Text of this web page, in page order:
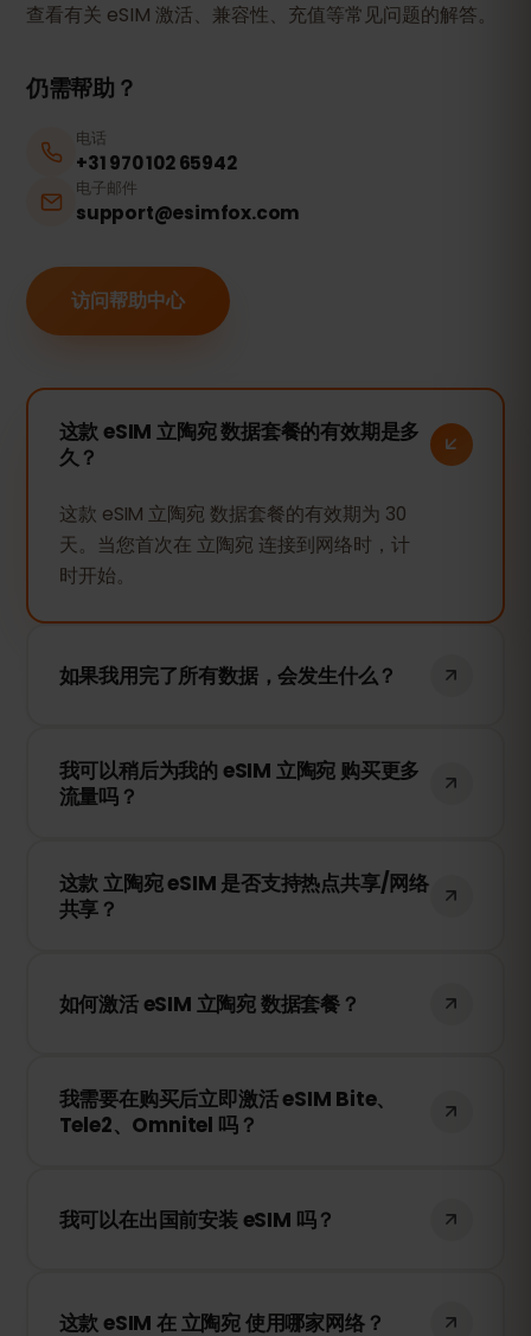
查看有关 eSIM 激活、兼容性、充值等常见问题的解答。
仍需帮助？
电话
+31 970 102 65942
电子邮件
support@esimfox.com
访问帮助中心
这款 eSIM 立陶宛 数据套餐的有效期是多
久？
这款 eSIM 立陶宛 数据套餐的有效期为 30
天。当您首次在 立陶宛 连接到网络时，计
时开始。
如果我用完了所有数据，会发生什么？
停。您可以随时在 eSIMFOX 账户中充值，
以继续使用移动数据。
我可以稍后为我的 eSIM 立陶宛 购买更多
流量吗？
安装。只需登录您的账户，选择所需的流量
即可。
这款 立陶宛 eSIM 是否支持热点共享/网络
共享？
或 WiFi 热点与其他设备共享您的移动数据。
如何激活 eSIM 立陶宛 数据套餐？
设备 eSIM 设置中扫描二维码，即可立即激
活，无需更换 SIM 卡！
我需要在购买后立即激活 eSIM Bite、
Tele2、Omnitel 吗？
首次连接到 Bite、Tele2、Omnitel 的网络
我可以在出国前安装 eSIM 吗？
保顺利使用。但是请注意，不要在 立陶宛
这款 eSIM 在 立陶宛 使用哪家网络？